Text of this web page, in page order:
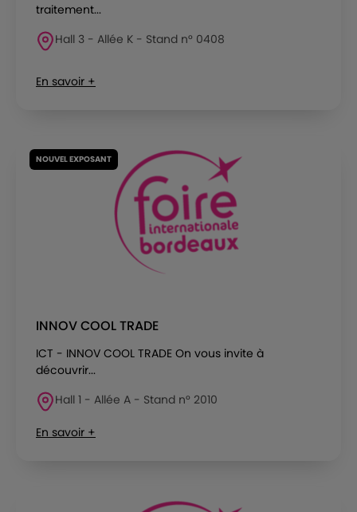
traitement...
Hall 3 - Allée K - Stand n° 0408
En savoir +
NOUVEL EXPOSANT
INNOV COOL TRADE
ICT - INNOV COOL TRADE On vous invite à
découvrir...
Hall 1 - Allée A - Stand n° 2010
En savoir +